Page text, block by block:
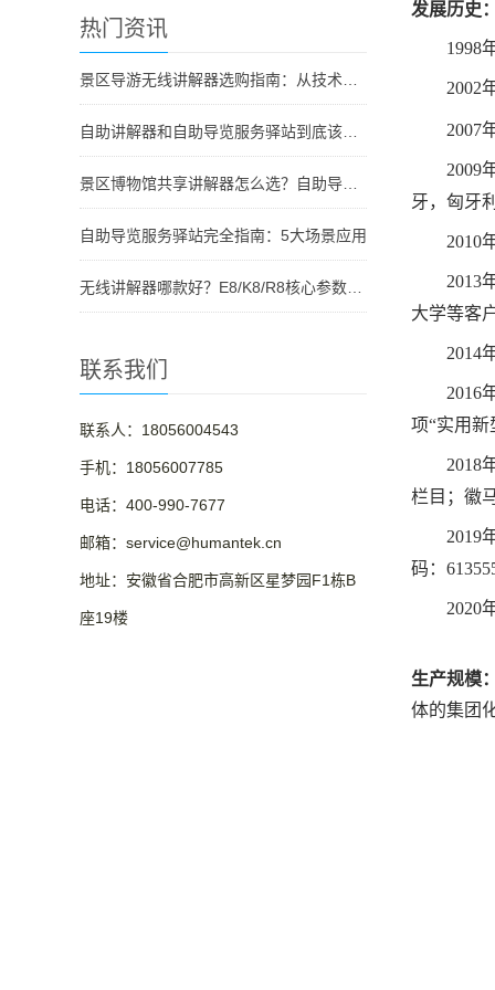
热门资讯
自助导览服务驿站完全指南：5大场景应用
联系我们
联系人：18056004543
手机：18056007785
电话：400-990-7677
邮箱：service@humantek.cn
地址：安徽省合肥市高新区星梦园F1栋B
座19楼
发展历史
1998年
2002年
2007年
2009年
牙，匈牙
2010年
2013年
大学等客
2014年
2016年
项“实用新
2018年
栏目；徽
2019年
码：
2020年
生产规模
体的集团